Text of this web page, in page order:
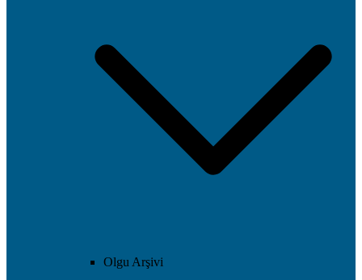
Olgu Arşivi